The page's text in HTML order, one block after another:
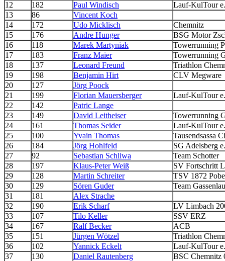
12
182 Paul Windisch
Lauf-KulTour
13
86
Vincent Koch
14
172 Udo Micklisch
Chemnitz
15
176 Andre Hunger
BSG Motor
16
118 Marek Martyniak
Towerrunning
17
183 Franz Maier
Towerrunning
18
137 Leonard Freund
Triathlon
19
198 Benjamin Hirt
CLV Megware
20
127
Jörg Poock
21
199 Florian Mauersberger
Lauf-KulTour
22
142
Patric Lange
23
149 David Leitheiser
Towerrunning
24
161 Thomas Seider
Lauf-KulTour
25
100 Yvain Thomas
Tausendsassa
26
184 Jörg Hohlfeld
SG Adelsberg
27
92 Sebastian Schliwa
Team Schotter
28
197 Klaus-Peter Weiß
SV Fortschritt
29
128 Martin Schreiter
TSV 1872
30
129 Sören Guder
Team
31
181
Alex Strache
32
190 Erik Scharf
LV Limbach
33
107 Tilo Keller
SSV ERZ
34
167 Ralf Becker
ACB
35
151 Jürgen Wötzel
Triathlon
36
102 Yannick Eckelt
Lauf-KulTour
37
130 Daniel Rautenberg
BSC Chemnitz